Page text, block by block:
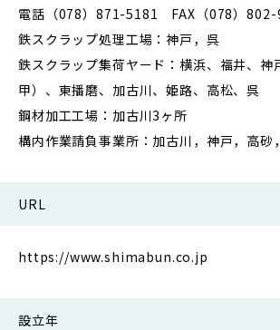
電話（078）871-5181 FAX（078）802-
鉄スクラップ処理工場：神戸，呉
鉄スクラップ集荷ヤード：横浜、福井、神
甲）、東播磨、加古川、姫路、高松、呉
鋼材加工工場：加古川3ヶ所
構内作業請負事業所：加古川，神戸，高砂
URL
https://www.shimabun.co.jp
設立年